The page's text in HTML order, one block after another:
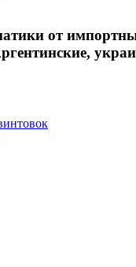
от